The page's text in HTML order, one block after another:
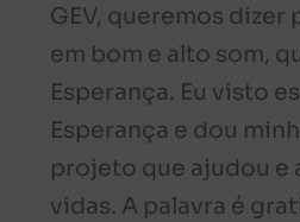
GEV, queremos dizer
em bom e alto som,
Esperança. Eu visto
Esperança e dou
projeto que ajudou e
vidas. A palavra é